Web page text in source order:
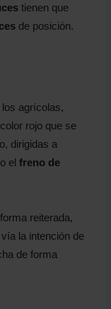
tienen que
de posición.
agrícolas,
rojo que se
dirigidas a
el freno de
reiterada,
la intención de
de forma